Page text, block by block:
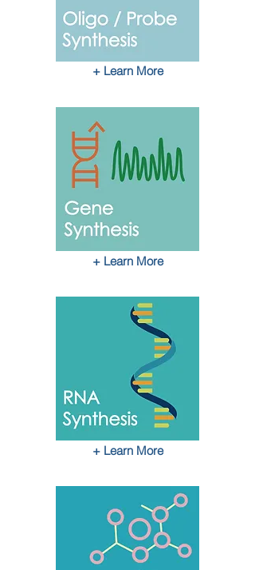
+ Learn More
+ Learn More
+ Learn More